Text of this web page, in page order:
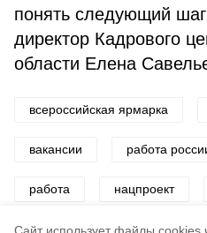
понять следующий
директор Кадрового
области Елена
всероссийская ярмарка
вакансии работа
работа нацпроект
кадры путин